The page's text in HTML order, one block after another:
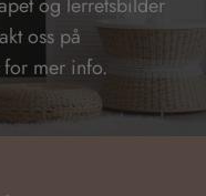
oss på
mer info.